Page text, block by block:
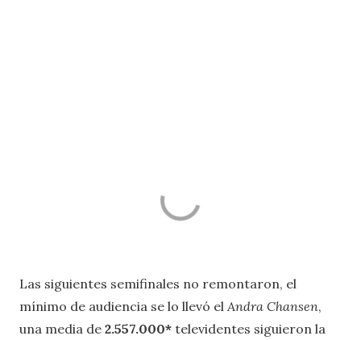
Las siguientes semifinales no remontaron, el
mínimo de audiencia se lo llevó el Andra Chansen,
una media de 2.557.000* televidentes siguieron la